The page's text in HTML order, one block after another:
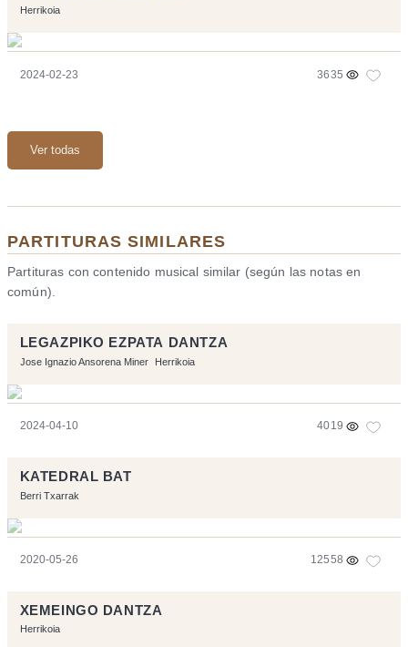
Herrikoia
2024-02-23 3635
Ver todas
PARTITURAS SIMILARES
Partituras con contenido musical similar (según las notas en
común).
LEGAZPIKO EZPATA DANTZA
Jose Ignazio Ansorena Miner Herrikoia
2024-04-10 4019
KATEDRAL BAT
Berri Txarrak
2020-05-26 12558
XEMEINGO DANTZA
Herrikoia